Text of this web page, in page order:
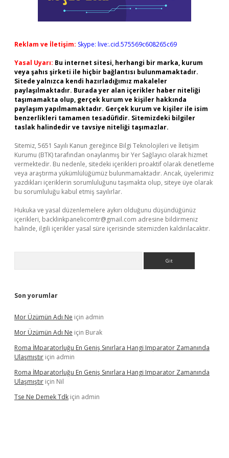
Reklam ve İletişim: Skype: live:.cid.575569c608265c69
Yasal Uyarı: Bu internet sitesi, herhangi bir marka, kurum
veya şahıs şirketi ile hiçbir bağlantısı bulunmamaktadır.
Sitede yalnızca kendi hazırladığımız makaleler
paylaşılmaktadır. Burada yer alan içerikler haber niteliği
taşımamakta olup, gerçek kurum ve kişiler hakkında
paylaşım yapılmamaktadır. Gerçek kurum ve kişiler ile isim
benzerlikleri tamamen tesadüfidir. Sitemizdeki bilgiler
taslak halindedir ve tavsiye niteliği taşımazlar.
Sitemiz, 5651 Sayılı Kanun gereğince Bilgi Teknolojileri ve İletişim
Kurumu (BTK) tarafından onaylanmış bir Yer Sağlayıcı olarak hizmet
vermektedir. Bu nedenle, sitedeki içerikleri proaktif olarak denetleme
veya araştırma yükümlülüğümüz bulunmamaktadır. Ancak, üyelerimiz
yazdıkları içeriklerin sorumluluğunu taşımakta olup, siteye üye olarak
bu sorumluluğu kabul etmiş sayılırlar.
Hukuka ve yasal düzenlemelere aykırı olduğunu düşündüğünüz
içerikleri, backlinkpanelicomtr@gmail.com adresine bildirmeniz
halinde, ilgili içerikler yasal süre içerisinde sitemizden kaldırılacaktır.
Son yorumlar
Mor Üzümün Adı Ne için admin
Mor Üzümün Adı Ne için Burak
Roma İMparatorluğu En Geniş Sınırlara Hangi Imparator Zamanında
Ulaşmıştır için admin
Roma İMparatorluğu En Geniş Sınırlara Hangi Imparator Zamanında
Ulaşmıştır için Nil
Tse Ne Demek Tdk için admin